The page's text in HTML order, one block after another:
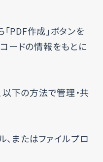
PDF作成」ボタンを
ードの情報をもとに
下の方法で管理・共
またはファイルプロ